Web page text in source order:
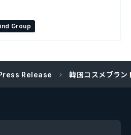
Group
Release 韓国コスメブラン